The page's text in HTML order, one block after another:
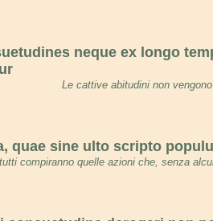
neque ex longo
Le cattive abitudini non
quae sine ulto scripto
compiranno quelle azioni che, senza